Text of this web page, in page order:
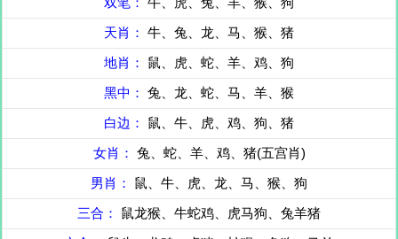
天肖： 牛、兔、龙、马、猴、猪
地肖： 鼠、虎、蛇、羊、鸡、狗
黑中： 兔、龙、蛇、马、羊、猴
白边： 鼠、牛、虎、鸡、狗、猪
女肖： 兔、蛇、羊、鸡、猪(五宫肖)
男肖： 鼠、牛、虎、龙、马、猴、狗
三合： 鼠龙猴、牛蛇鸡、虎马狗、兔羊猪